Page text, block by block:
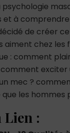
et à
de créer
aiment chez
: comment
mec ?
que les
Lien :